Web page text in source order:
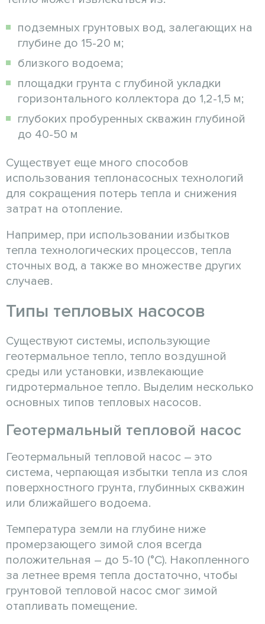
подземных грунтовых вод, залегающих на
глубине до 15-20 м;
близкого водоема;
площадки грунта с глубиной укладки
горизонтального коллектора до 1,2-1,5 м;
глубоких пробуренных скважин глубиной
до 40-50 м
Существует еще много способов
использования теплонасосных технологий
для сокращения потерь тепла и снижения
затрат на отопление.
Например, при использовании избытков
тепла технологических процессов, тепла
сточных вод, а также во множестве других
случаев.
Типы тепловых насосов
Существуют системы, использующие
геотермальное тепло, тепло воздушной
среды или установки, извлекающие
гидротермальное тепло. Выделим несколько
основных типов тепловых насосов.
Геотермальный тепловой насос
Геотермальный тепловой насос – это
система, черпающая избытки тепла из слоя
поверхностного грунта, глубинных скважин
или ближайшего водоема.
Температура земли на глубине ниже
промерзающего зимой слоя всегда
положительная – до 5-10 (°С). Накопленного
за летнее время тепла достаточно, чтобы
грунтовой тепловой насос смог зимой
отапливать помещение.